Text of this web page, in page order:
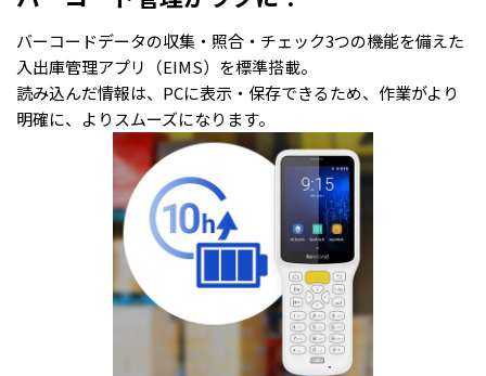
バーコードデータの収集・照合・チェック――3つの機能を備えた
入出庫管理アプリ（EIMS）を標準搭載。
読み込んだ情報は、PCに表示・保存できるため、作業がより
明確に、よりスムーズになります。